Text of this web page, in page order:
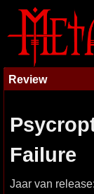
Review
Failure
Jaar van release: